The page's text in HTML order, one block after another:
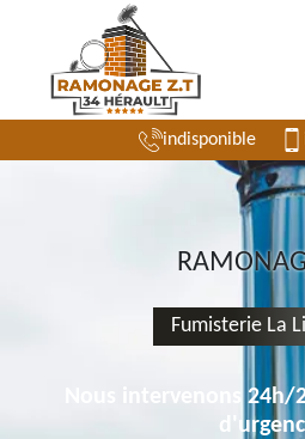
indisponible
Fumisterie La
Nous intervenons 24h/